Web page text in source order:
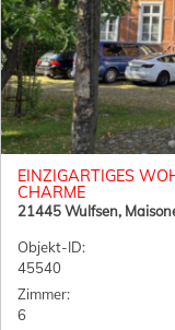
EINZIGARTIGES
CHARME
21445 Wulfsen,
Objekt-ID:
45540
Zimmer:
6